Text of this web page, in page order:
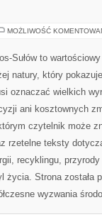
MOŻLIWOŚĆ
Sułów to
natury, który
oznaczać wielkich
ani kosztownych
czytelnik może
rzetelne teksty
recyklingu,
życia. Strona została
wyzwania